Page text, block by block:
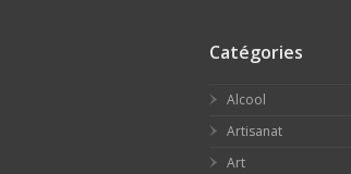
Catégories
Alcool
Artisanat
Art